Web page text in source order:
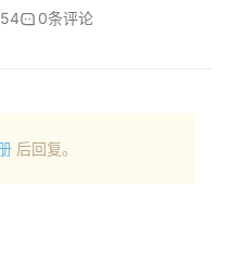
0条评论
后回复。